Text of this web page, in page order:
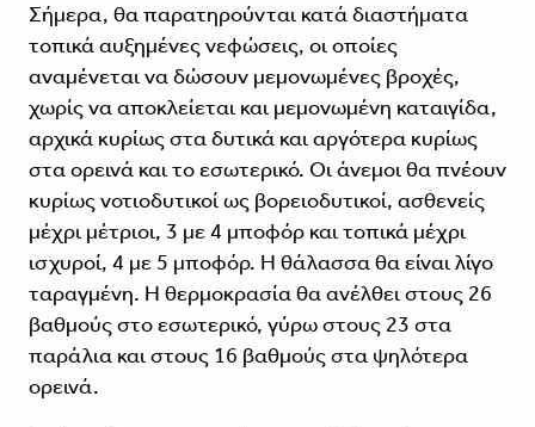
Σήμερα, θα παρατηρούνται κατά διαστήματα
τοπικά αυξημένες νεφώσεις, οι οποίες
αναμένεται να δώσουν μεμονωμένες βροχές,
χωρίς να αποκλείεται και μεμονωμένη καταιγίδα,
αρχικά κυρίως στα δυτικά και αργότερα κυρίως
στα ορεινά και το εσωτερικό. Οι άνεμοι θα πνέουν
κυρίως νοτιοδυτικοί ως βορειοδυτικοί, ασθενείς
μέχρι μέτριοι, 3 με 4 μποφόρ και τοπικά μέχρι
ισχυροί, 4 με 5 μποφόρ. Η θάλασσα θα είναι λίγο
ταραγμένη. Η θερμοκρασία θα ανέλθει στους 26
βαθμούς στο εσωτερικό, γύρω στους 23 στα
παράλια και στους 16 βαθμούς στα ψηλότερα
ορεινά.